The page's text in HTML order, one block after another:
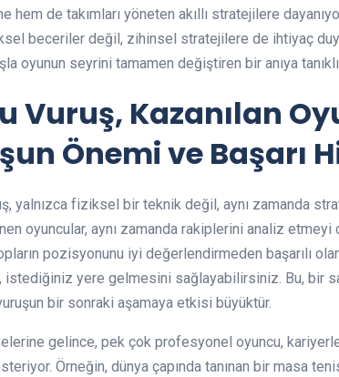
hem de takımları yöneten akıllı stratejilere
beceriler değil, zihinsel stratejilere de ihtiyaç
oyunun seyrini tamamen değiştiren bir anıya
Vuruş, Kazanılan
Önemi ve Başarı
yalnızca fiziksel bir teknik değil, aynı zamanda
oyuncular, aynı zamanda rakiplerini analiz
pozisyonunu iyi değerlendirmeden başarılı
istediğiniz yere gelmesini sağlayabilirsiniz. Bu, bir
bir sonraki aşamaya etkisi büyüktür.
gelince, pek çok profesyonel oyuncu,
Örneğin, dünya çapında tanınan bir masa